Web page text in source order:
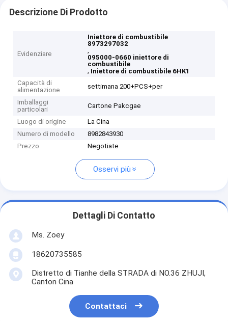
Descrizione Di Prodotto
Evidenziare
Iniettore di combustibile
8973297032
,
095000-0660 iniettore di
combustibile
, Iniettore di combustibile 6HK1
Capacità di
alimentazione
settimana 200+PCS+per
Imballaggi
particolari
Cartone Pakcgae
Luogo di origine
La Cina
Numero di modello
8982843930
Prezzo
Negotiate
Osservi più
Dettagli Di Contatto
Ms. Zoey
18620735585
Distretto di Tianhe della STRADA di NO.36 ZHUJI,
Canton Cina
Contattaci